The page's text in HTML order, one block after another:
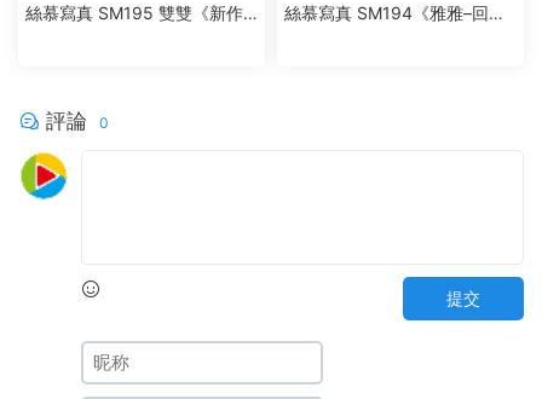
絲慕寫真 SM195 雙雙《新作–
絲慕寫真 SM194《雅雅–回
評論 0
提交